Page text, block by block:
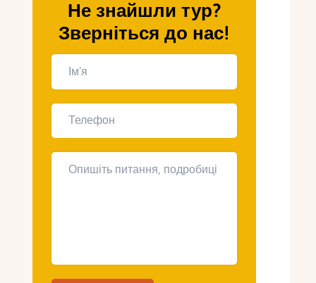
Не знайшли тур?
Зверніться до нас!